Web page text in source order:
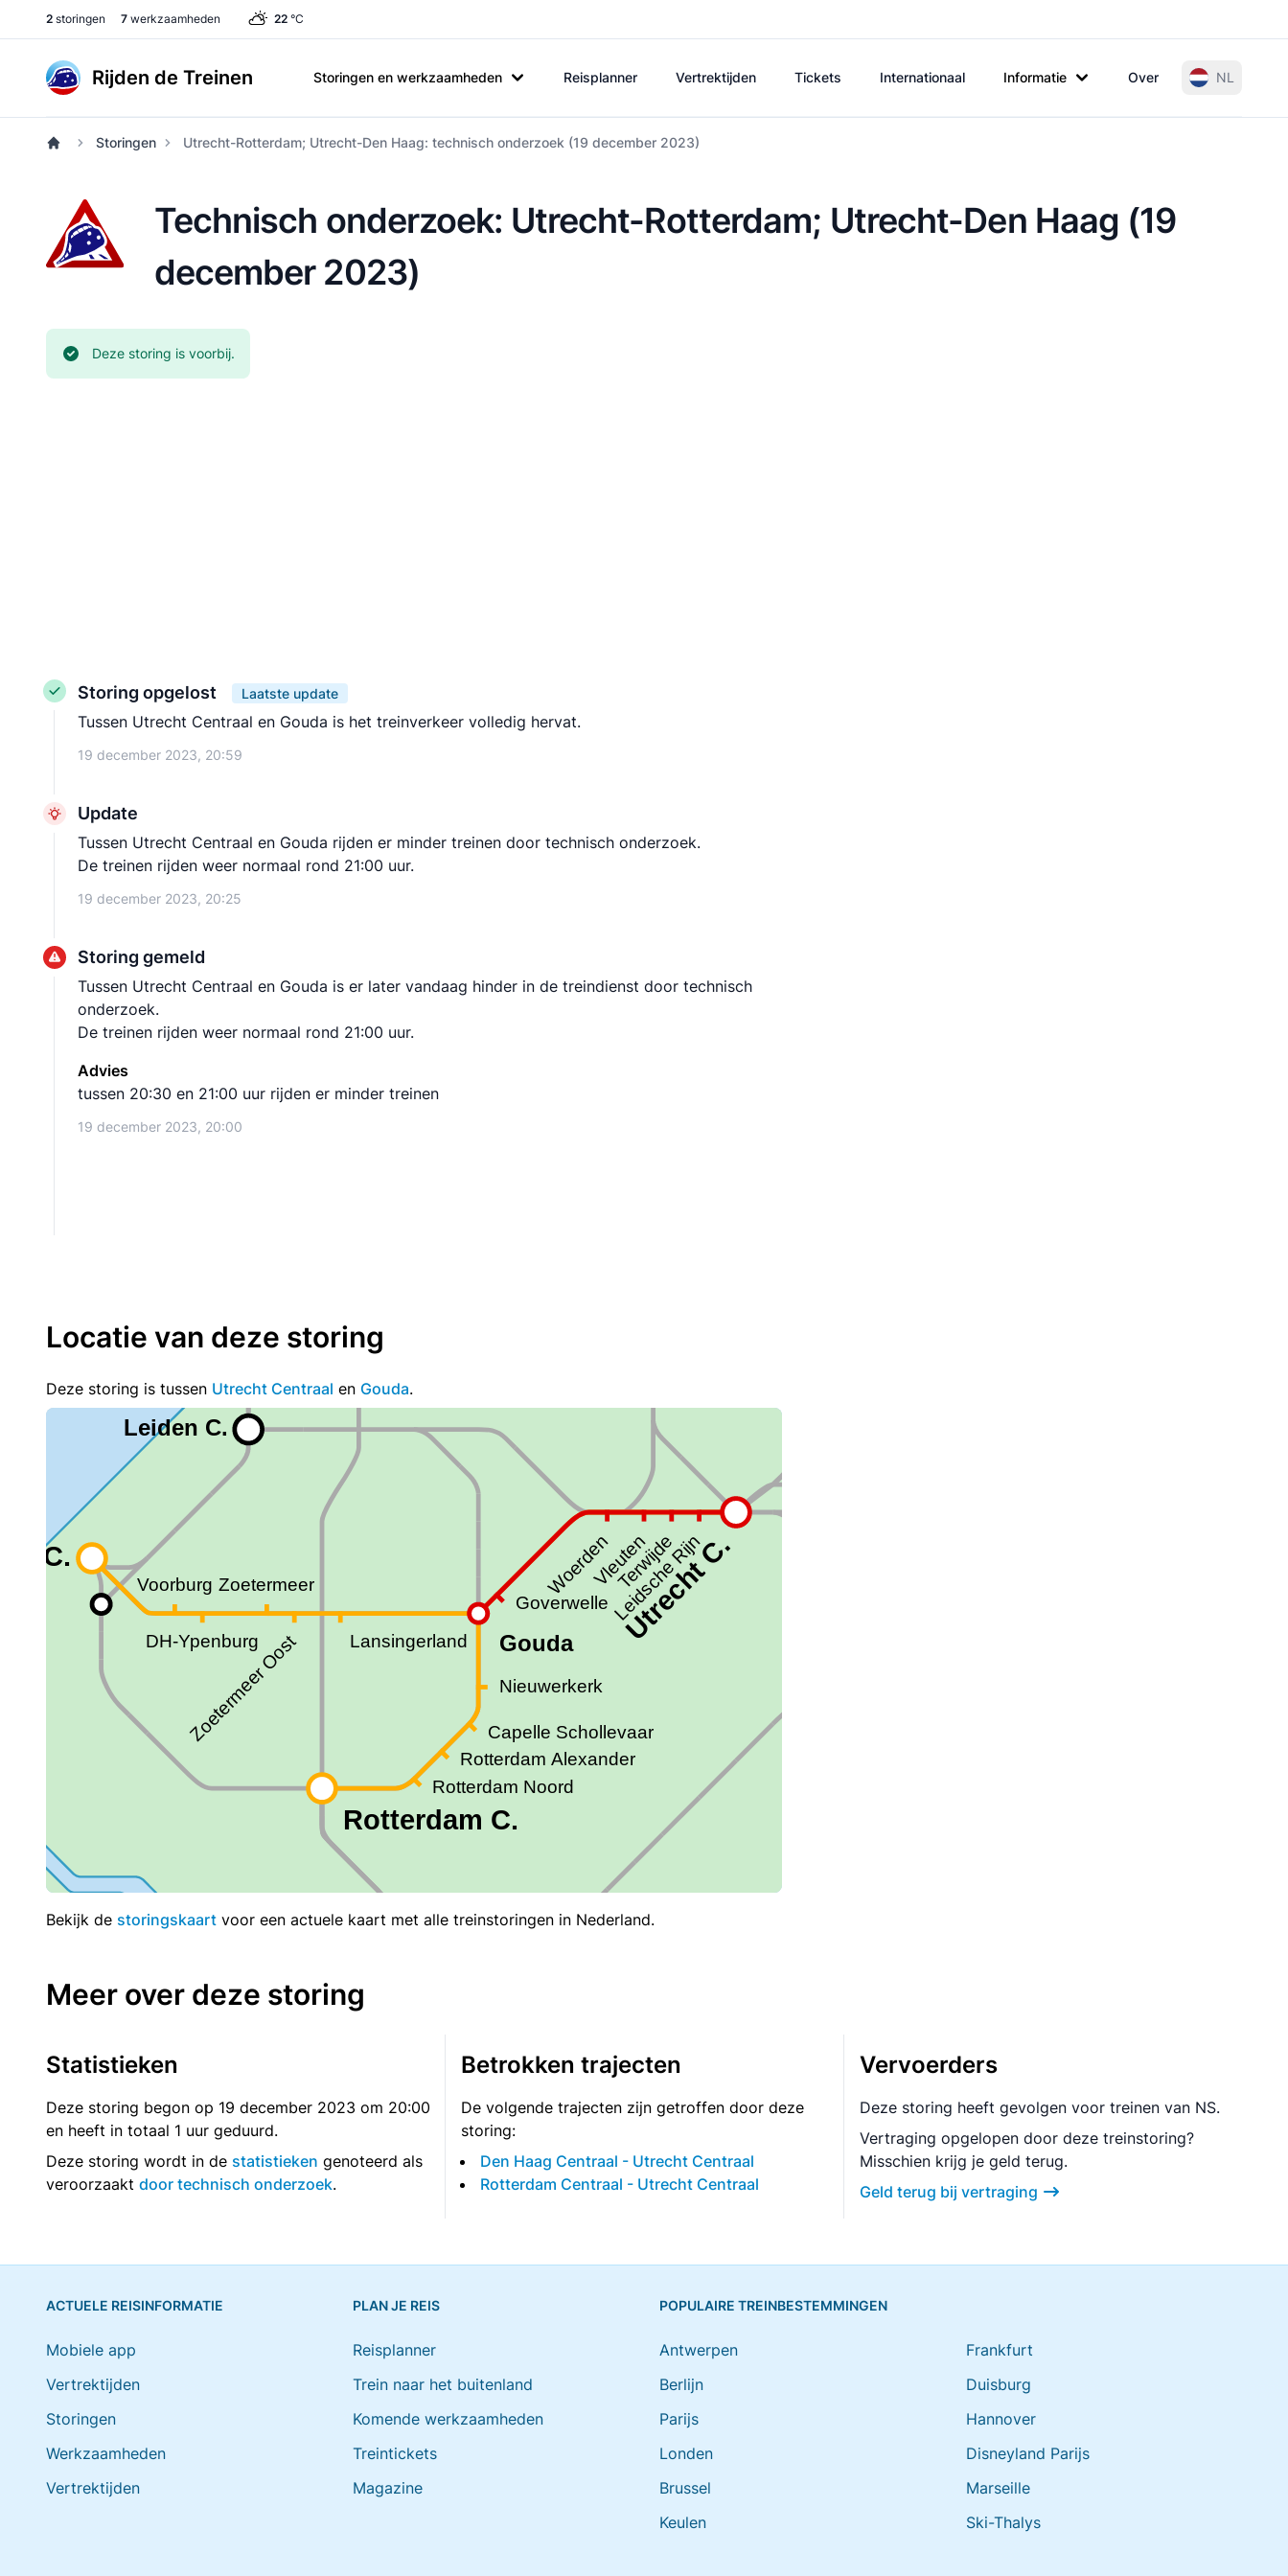
2 storingen 7 werkzaamheden 22 °C
Rijden de Treinen Storingen en werkzaamheden Reisplanner Vertrektijden Tickets Internationaal Informatie Over NL
Storingen Utrecht-Rotterdam; Utrecht-Den Haag: technisch onderzoek (19 december 2023)
Technisch onderzoek: Utrecht-Rotterdam; Utrecht-Den Haag (19
december 2023)
Huidige status:
Deze storing is voorbij.
Storing opgelost Laatste update
Tussen Utrecht Centraal en Gouda is het treinverkeer volledig hervat.
19 december 2023, 20:59
Update
Tussen Utrecht Centraal en Gouda rijden er minder treinen door technisch onderzoek.
De treinen rijden weer normaal rond 21:00 uur.
19 december 2023, 20:25
Storing gemeld
Tussen Utrecht Centraal en Gouda is er later vandaag hinder in de treindienst door technisch
onderzoek.
De treinen rijden weer normaal rond 21:00 uur.
Advies
tussen 20:30 en 21:00 uur rijden er minder treinen
19 december 2023, 20:00
Locatie van deze storing
Deze storing is tussen Utrecht Centraal en Gouda.
Bekijk de storingskaart voor een actuele kaart met alle treinstoringen in Nederland.
Meer over deze storing
Statistieken
Deze storing begon op 19 december 2023 om 20:00
en heeft in totaal 1 uur geduurd.
Deze storing wordt in de statistieken genoteerd als
veroorzaakt door technisch onderzoek.
Betrokken trajecten
De volgende trajecten zijn getroffen door deze
storing:
Den Haag Centraal - Utrecht Centraal
Rotterdam Centraal - Utrecht Centraal
Vervoerders
Deze storing heeft gevolgen voor treinen van NS.
Vertraging opgelopen door deze treinstoring?
Misschien krijg je geld terug.
Geld terug bij vertraging
ACTUELE REISINFORMATIE
Mobiele app
Vertrektijden
Storingen
Werkzaamheden
Vertrektijden
PLAN JE REIS
Reisplanner
Trein naar het buitenland
Komende werkzaamheden
Treintickets
Magazine
POPULAIRE TREINBESTEMMINGEN
Antwerpen
Berlijn
Parijs
Londen
Brussel
Keulen
Frankfurt
Duisburg
Hannover
Disneyland Parijs
Marseille
Ski-Thalys